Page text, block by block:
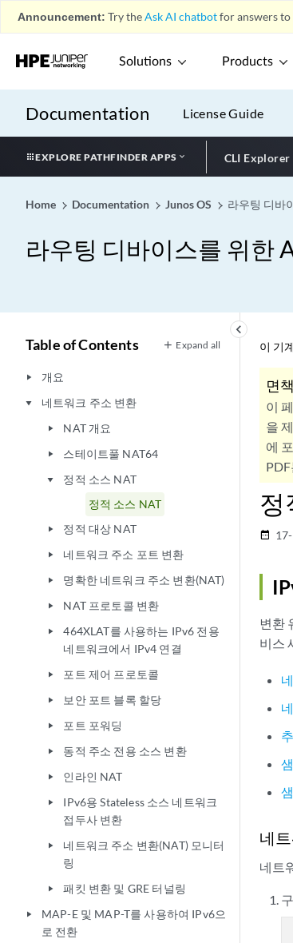
Announcement: Try theAsk AI chatbotfor answers
Solutions Products
Documentation License Guide
EXPLORE PATHFINDER APPS CLI Explorer
Home Documentation Junos OS 라우팅 디바
라우팅 디바이스를 위한
keyboard_arrow_left
Table of Contents Expand all
play_arrow 개요
play_arrow 네트워크 주소 변환
play_arrow NAT 개요
play_arrow 스테이트풀 NAT64
play_arrow
정적 소스 NAT
정적 소스 NAT
play_arrow 정적 대상 NAT
play_arrow 네트워크 주소 포트 변환
play_arrow 명확한 네트워크 주소 변환(NAT)
play_arrow NAT 프로토콜 변환
play_arrow
464XLAT를 사용하는 IPv6 전용
네트워크에서 IPv4 연결
play_arrow 포트 제어 프로토콜
play_arrow 보안 포트 블록 할당
play_arrow 포트 포워딩
play_arrow 동적 주소 전용 소스 변환
play_arrow 인라인 NAT
play_arrow
IPv6용 Stateless 소스 네트워크
접두사 변환
play_arrow
네트워크 주소 변환(NAT) 모니터
링
play_arrow 패킷 변환 및 GRE 터널링
play_arrow
MAP-E 및 MAP-T를 사용하여 IPv6으
로 전환
이 기
면
이
을
에
정
date_range
변환
비스
네
네트